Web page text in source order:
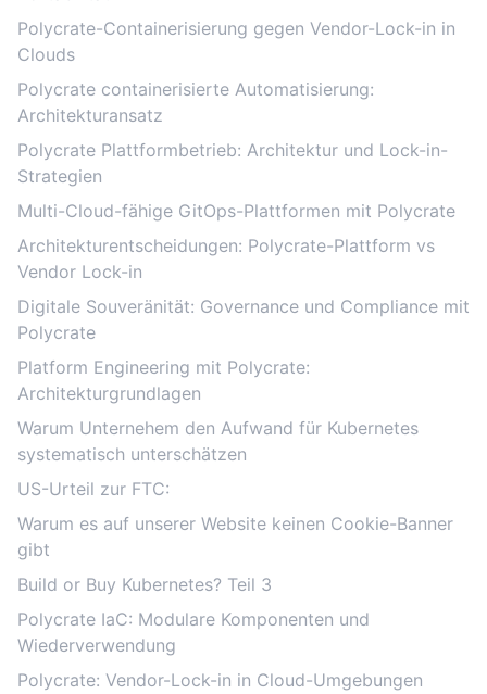
Polycrate-Containerisierung gegen Vendor-Lock-in in
Clouds
Polycrate containerisierte Automatisierung:
Architekturansatz
Polycrate Plattformbetrieb: Architektur und Lock-in-
Strategien
Multi-Cloud-fähige GitOps-Plattformen mit Polycrate
Architekturentscheidungen: Polycrate-Plattform vs
Vendor Lock-in
Digitale Souveränität: Governance und Compliance mit
Polycrate
Platform Engineering mit Polycrate:
Architekturgrundlagen
Warum Unternehem den Aufwand für Kubernetes
systematisch unterschätzen
US-Urteil zur FTC:
Warum es auf unserer Website keinen Cookie-Banner
gibt
Build or Buy Kubernetes? Teil 3
Polycrate IaC: Modulare Komponenten und
Wiederverwendung
Polycrate: Vendor-Lock-in in Cloud-Umgebungen